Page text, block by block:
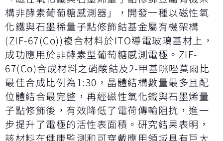
構非酵素葡萄糖感測器」，開發一種以磁性氧
化鐵與石墨稀量子點修飾鈷基金屬有機架構
(ZIF-67(Co))複合材料於ITO導電玻璃基材上，
成功應用於非酵素型葡萄糖感測電極。ZIF-
67(Co)合成材料之硝酸鈷及2-甲基咪唑莫爾比
最佳合成比例為1:30，晶體結構數量最多且配
位體結合最完整，再經磁性氧化鐵與石墨烯量
子點修飾後，有效降低了電荷傳輸阻抗，進一
步提升了電極的活性表面積。研究結果表明，
該材料在健康監測和可穿戴應用領域具有巨大